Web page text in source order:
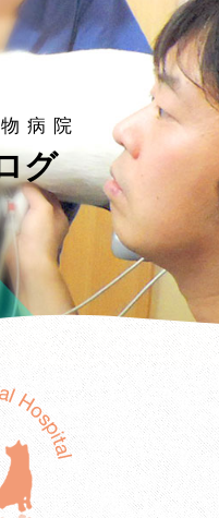
病院
グ
つる